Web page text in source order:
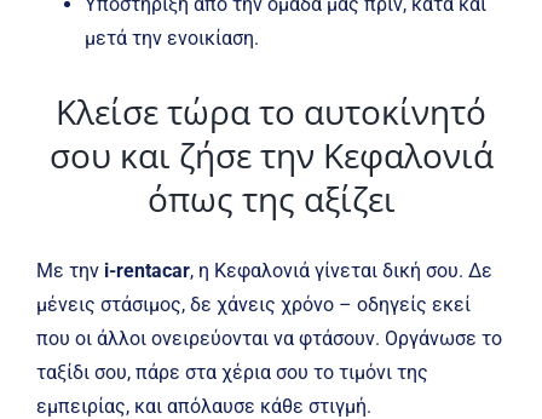
μετά την ενοικίαση.
Κλείσε τώρα το αυτοκίνητό
σου και ζήσε την Κεφαλονιά
όπως της αξίζει
Με την i-rentacar, η Κεφαλονιά γίνεται δική σου. Δε
μένεις στάσιμος, δε χάνεις χρόνο – οδηγείς εκεί
που οι άλλοι ονειρεύονται να φτάσουν. Οργάνωσε το
ταξίδι σου, πάρε στα χέρια σου το τιμόνι της
εμπειρίας, και απόλαυσε κάθε στιγμή.